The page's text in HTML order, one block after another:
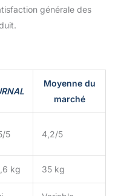
générale des
Moyenne du
marché
5 4,2/5
kg 35 kg